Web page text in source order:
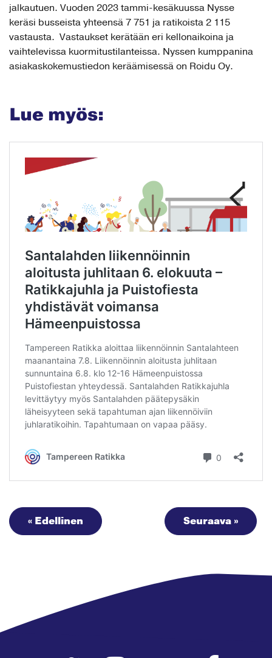
jalkautuen. Vuoden 2023 tammi-kesäkuussa Nysse
keräsi busseista yhteensä 7 751 ja ratikoista 2 115
vastausta. Vastaukset kerätään eri kellonaikoina ja
vaihtelevissa kuormitustilanteissa. Nyssen kumppanina
asiakaskokemustiedon keräämisessä on Roidu Oy.
Lue myös:
Seuraava »
« Edellinen